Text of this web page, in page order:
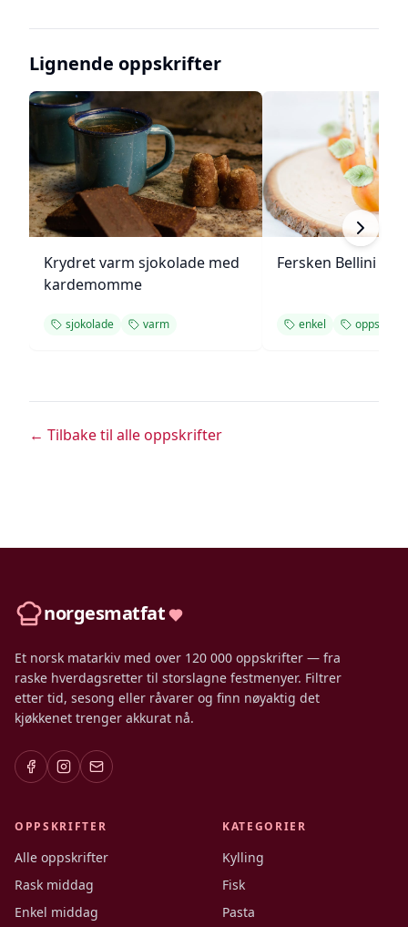
Lignende oppskrifter
Krydret varm sjokolade med
kardemomme
sjokolade varm
Fersken Bellini
enkel oppskrift
← Tilbake til alle oppskrifter
norgesmatfat
Et norsk matarkiv med over 120 000 oppskrifter — fra
raske hverdagsretter til storslagne festmenyer. Filtrer
etter tid, sesong eller råvarer og finn nøyaktig det
kjøkkenet trenger akkurat nå.
OPPSKRIFTER
Alle oppskrifter
Rask middag
Enkel middag
KATEGORIER
Kylling
Fisk
Pasta